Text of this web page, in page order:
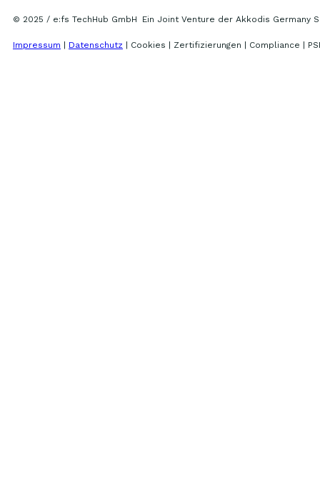
© 2025 / e:fs TechHub GmbH Ein Joint Venture der Akkodis Germany
Impressum Datenschutz | Cookies | Zertifizierungen | Compliance |